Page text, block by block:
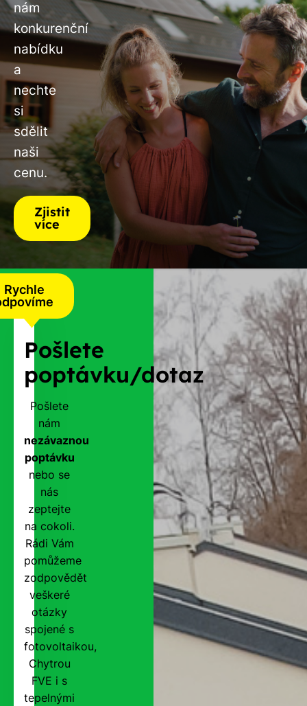
nám
konkurenční
nabídku
a
nechte
si
sdělit
naši
cenu.
Zjistit
více
Rychle
Pošlete
poptávku/dotaz
Pošlete
nám
nezávaznou
poptávku
nebo se
nás
zeptejte
na cokoli.
Rádi Vám
pomůžeme
zodpovědět
veškeré
otázky
spojené s
fotovoltaikou,
Chytrou
FVE i s
tepelnými